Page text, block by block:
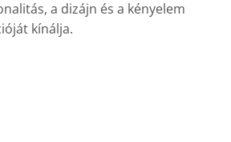
a dizájn és a kényelem
kínálja.